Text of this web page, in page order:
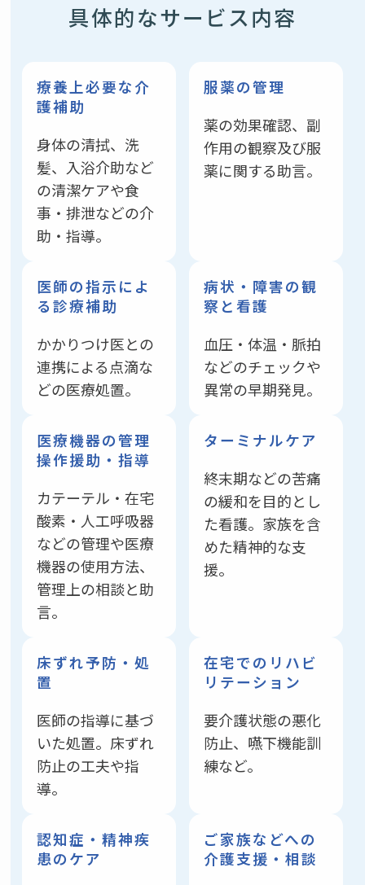
具体的なサービス内容
療養上必要な介
護補助
身体の清拭、洗
髪、入浴介助など
の清潔ケアや食
事・排泄などの介
助・指導。
服薬の管理
薬の効果確認、副
作用の観察及び服
薬に関する助言。
医師の指示によ
る診療補助
かかりつけ医との
連携による点滴な
どの医療処置。
病状・障害の観
察と看護
血圧・体温・脈拍
などのチェックや
異常の早期発見。
医療機器の管理
操作援助・指導
カテーテル・在宅
酸素・人工呼吸器
などの管理や医療
機器の使用方法、
管理上の相談と助
言。
ターミナルケア
終末期などの苦痛
の緩和を目的とし
た看護。家族を含
めた精神的な支
援。
床ずれ予防・処
置
医師の指導に基づ
いた処置。床ずれ
防止の工夫や指
導。
在宅での リハビ
リテーション
要介護状態の悪化
防止、嚥下機能訓
練など。
認知症・精神疾
患のケア
ご家族などへの
介護支援・相談